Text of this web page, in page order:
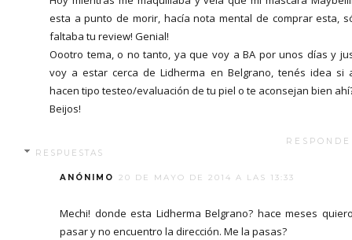
esta a punto de morir, hacía nota mental de comprar esta,
faltaba tu review! Genial!
Oootro tema, o no tanto, ya que voy a BA por unos días y
voy a estar cerca de Lidherma en Belgrano, tenés idea si
hacen tipo testeo/evaluación de tu piel o te aconsejan bien
Beijos!
RESPUESTAS
ANÓNIMO 20 DE MAYO DE 2014 A LAS 13:33
Mechi! donde esta Lidherma Belgrano? hace meses
pasar y no encuentro la dirección. Me la pasas?